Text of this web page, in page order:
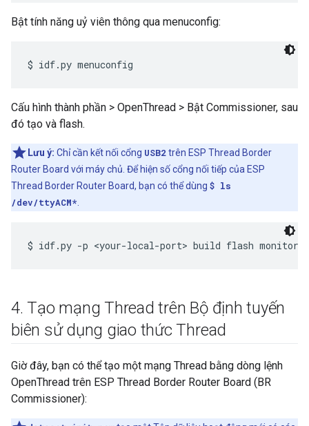
Bật tính năng uỷ viên thông qua menuconfig:
Cấu hình thành phần > OpenThread > Bật Commissioner, sau
đó tạo và flash.
Lưu ý: Chỉ cần kết nối cổng USB2trên ESP Thread Border
Router Board với máy chủ. Để hiện số cổng nối tiếp của ESP
Thread Border Router Board, bạn có thể dùng $ ls
/dev/ttyACM*
4. Tạo mạng Thread trên Bộ định tuyến
biên sử dụng giao thức Thread
Giờ đây, bạn có thể tạo một mạng Thread bằng dòng lệnh
OpenThread trên ESP Thread Border Router Board (BR
Commissioner):